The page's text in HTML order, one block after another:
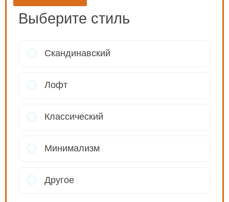
Выберите стиль
Скандинавский
Лофт
Классический
Минимализм
Другое